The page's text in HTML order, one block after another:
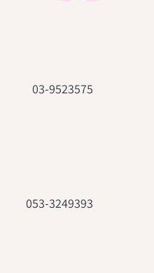
03-9523575
053-3249393